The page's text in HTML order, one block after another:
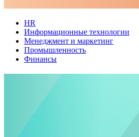
HR
Информационные технологии
Менеджмент и маркетинг
Промышленность
Финансы